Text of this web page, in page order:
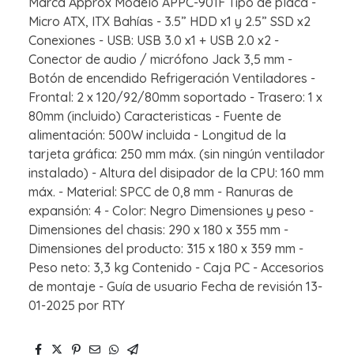
Micro ATX, ITX Bahías - 3.5” HDD x1 y 2.5” SSD x2
Conexiones - USB: USB 3.0 x1 + USB 2.0 x2 -
Conector de audio / micrófono Jack 3,5 mm -
Botón de encendido Refrigeración Ventiladores -
Frontal: 2 x 120/92/80mm soportado - Trasero: 1 x
80mm (incluido) Caracteristicas - Fuente de
alimentación: 500W incluida - Longitud de la
tarjeta gráfica: 250 mm máx. (sin ningún ventilador
instalado) - Altura del disipador de la CPU: 160 mm
máx. - Material: SPCC de 0,8 mm - Ranuras de
expansión: 4 - Color: Negro Dimensiones y peso -
Dimensiones del chasis: 290 x 180 x 355 mm -
Dimensiones del producto: 315 x 180 x 359 mm -
Peso neto: 3,3 kg Contenido - Caja PC - Accesorios
de montaje - Guía de usuario Fecha de revisión 13-
01-2025 por RTY